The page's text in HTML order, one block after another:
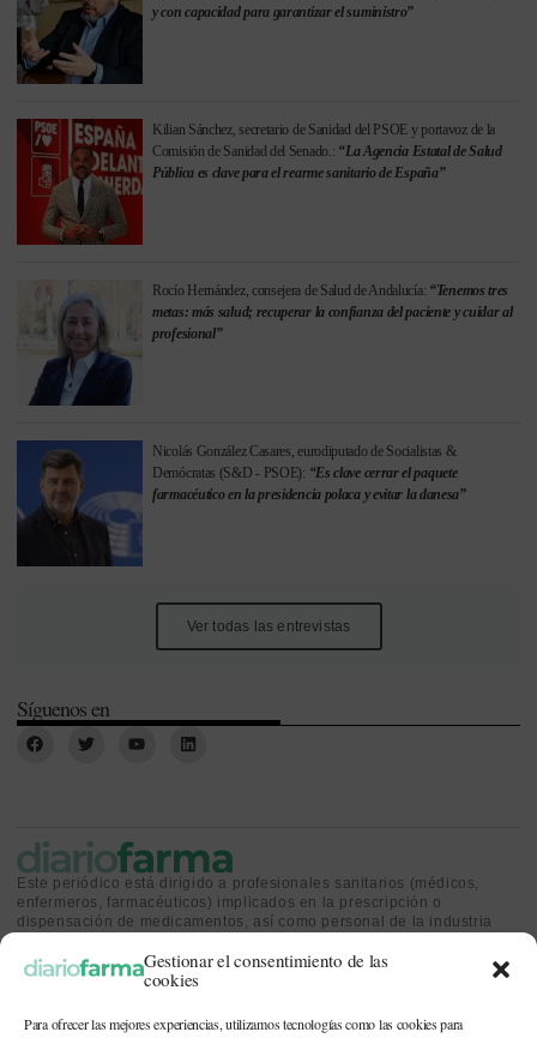
Gestionar el consentimiento de las
cookies
Para ofrecer las mejores experiencias, utilizamos tecnologías como las cookies para
y con capacidad para garantizar el suministro”
Kilian Sánchez, secretario de Sanidad del PSOE y portavoz de la
Comisión de Sanidad del Senado.: “La Agencia Estatal de Salud
Pública es clave para el rearme sanitario de España”
Rocío Hernández, consejera de Salud de Andalucía: “Tenemos tres
metas: más salud; recuperar la confianza del paciente y cuidar al
profesional”
Nicolás González Casares, eurodiputado de Socialistas &
Demócratas (S&D - PSOE): “Es clave cerrar el paquete
farmacéutico en la presidencia polaca y evitar la danesa”
Ver todas las entrevistas
Síguenos en
Este periódico está dirigido a profesionales sanitarios (médicos,
enfermeros, farmacéuticos) implicados en la prescripción o
dispensación de medicamentos, así como personal de la industria
sanitaria.